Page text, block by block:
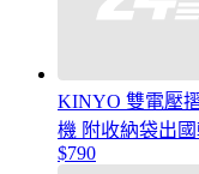
KINYO 雙電壓
機 附收納袋出
$790